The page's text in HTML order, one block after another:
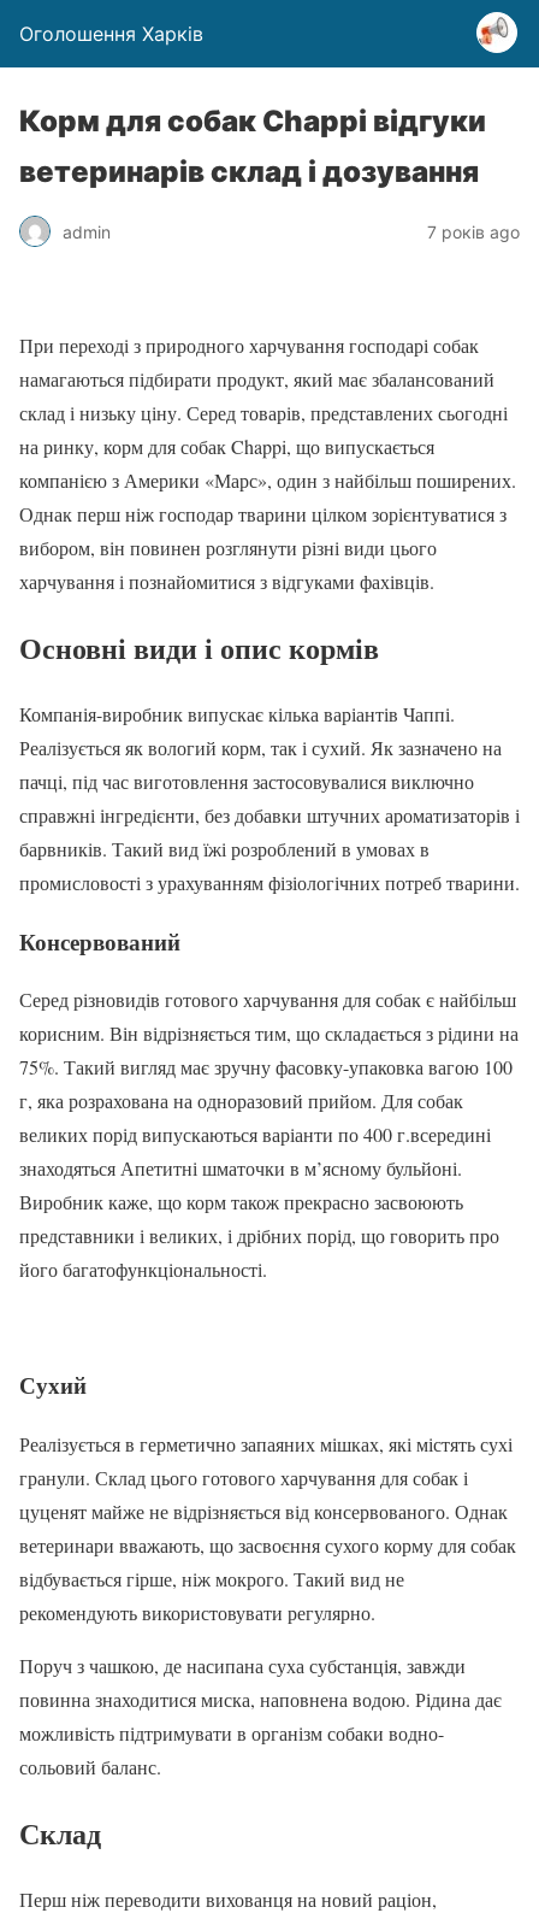
Оголошення Харків
Корм для собак Chappi відгуки
ветеринарів склад і дозування
admin 7 років ago
При переході з природного харчування господарі собак
намагаються підбирати продукт, який має збалансований
склад і низьку ціну. Серед товарів, представлених сьогодні
на ринку, корм для собак Chappi, що випускається
компанією з Америки «Марс», один з найбільш поширених.
Однак перш ніж господар тварини цілком зорієнтуватися з
вибором, він повинен розглянути різні види цього
харчування і познайомитися з відгуками фахівців.
Основні види і опис кормів
Компанія-виробник випускає кілька варіантів Чаппі.
Реалізується як вологий корм, так і сухий. Як зазначено на
пачці, під час виготовлення застосовувалися виключно
справжні інгредієнти, без добавки штучних ароматизаторів і
барвників. Такий вид їжі розроблений в умовах в
промисловості з урахуванням фізіологічних потреб тварини.
Консервований
Серед різновидів готового харчування для собак є найбільш
корисним. Він відрізняється тим, що складається з рідини на
75%. Такий вигляд має зручну фасовку-упаковка вагою 100
г, яка розрахована на одноразовий прийом. Для собак
великих порід випускаються варіанти по 400 г.всередині
знаходяться Апетитні шматочки в м’ясному бульйоні.
Виробник каже, що корм також прекрасно засвоюють
представники і великих, і дрібних порід, що говорить про
його багатофункціональності.
Сухий
Реалізується в герметично запаяних мішках, які містять сухі
гранули. Склад цього готового харчування для собак і
цуценят майже не відрізняється від консервованого. Однак
ветеринари вважають, що засвоєння сухого корму для собак
відбувається гірше, ніж мокрого. Такий вид не
рекомендують використовувати регулярно.
Поруч з чашкою, де насипана суха субстанція, завжди
повинна знаходитися миска, наповнена водою. Рідина дає
можливість підтримувати в організм собаки водно-
сольовий баланс.
Склад
Перш ніж переводити вихованця на новий раціон,